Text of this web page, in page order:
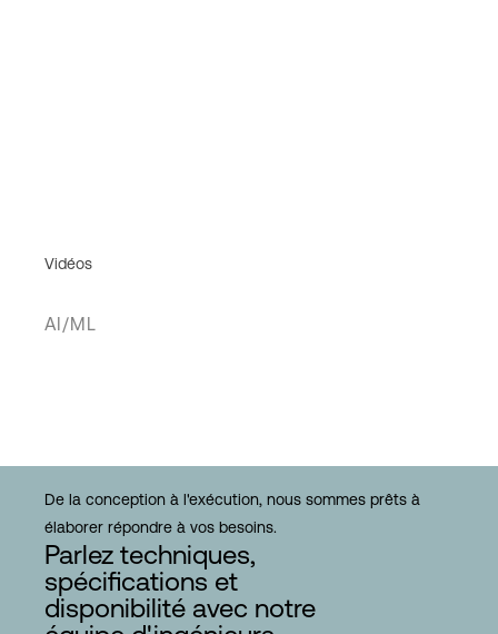
Vidéos
AI/ML
De la conception à l'exécution, nous sommes prêts à
élaborer répondre à vos besoins.
Parlez techniques,
spécifications et
disponibilité avec notre